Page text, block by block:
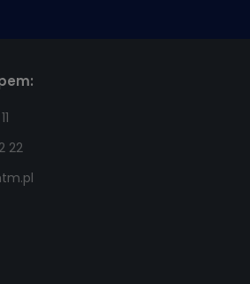
22